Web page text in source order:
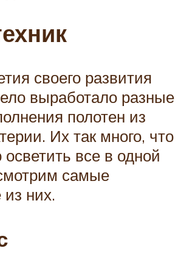
своего развития
выработало разные
полотен из
Их так много, что
все в одной
самые
них.